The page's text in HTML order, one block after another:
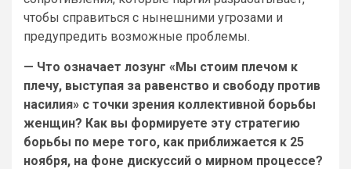
чтобы справиться с нынешними угрозами и
предупредить возможные проблемы.
— Что означает лозунг «Мы стоим плечом к
плечу, выступая за равенство и свободу против
насилия» с точки зрения коллективной борьбы
женщин? Как вы формируете эту стратегию
борьбы по мере того, как приближается к 25
ноября, на фоне дискуссий о мирном процессе?